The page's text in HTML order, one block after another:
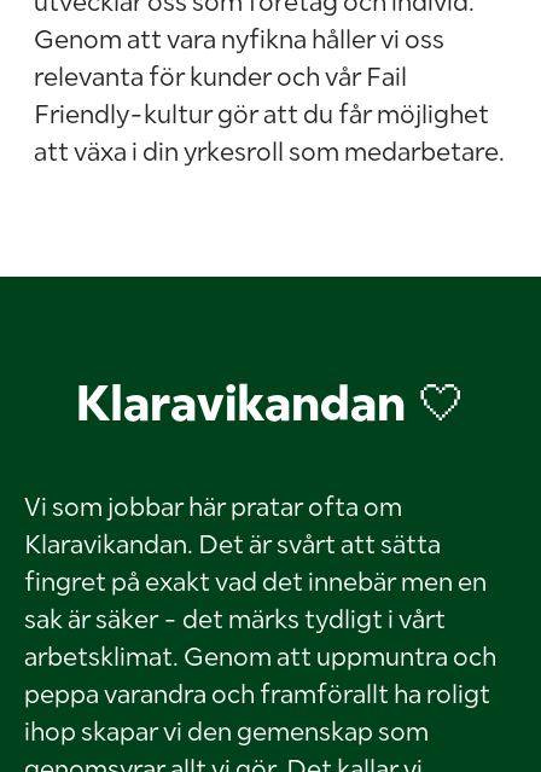
Genom att vara nyfikna håller vi oss
relevanta för kunder och vår Fail
Friendly-kultur gör att du får möjlighet
att växa i din yrkesroll som medarbetare.
Klaravikandan 🤍
Vi som jobbar här pratar ofta om
Klaravikandan. Det är svårt att sätta
fingret på exakt vad det innebär men en
sak är säker - det märks tydligt i vårt
arbetsklimat. Genom att uppmuntra och
peppa varandra och framförallt ha roligt
ihop skapar vi den gemenskap som